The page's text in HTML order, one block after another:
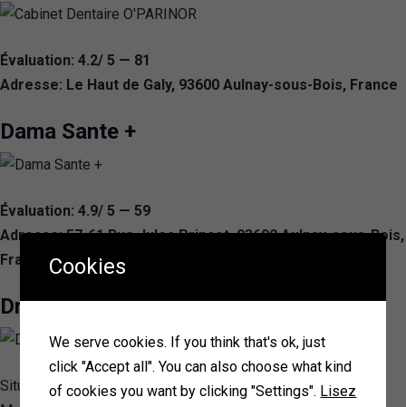
Évaluation: 4.2/ 5 — 81
Adresse: Le Haut de Galy, 93600 Aulnay-sous-Bois, France
Dama Sante +
Évaluation: 4.9/ 5 — 59
Adresse: 57-61 Rue Jules Princet, 93600 Aulnay-sous-Bois,
France
Dr Morgiane RABHI
Située au cœur d’Aulnay-sous-Bois, la clinique dentaire du Dr
Cookies
We serve cookies. If you think that's ok, just
click "Accept all". You can also choose what kind
of cookies you want by clicking "Settings". Lisez